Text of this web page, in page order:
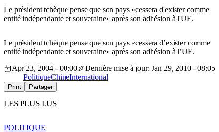
Le président tchèque pense que son pays «cessera d'exister comme
entité indépendante et souveraine» après son adhésion à l'UE.
Le président tchèque pense que son pays «cessera d’exister comme
entité indépendante et souveraine» après son adhésion à l’UE.
Apr 23, 2004 - 00:00
Dernière mise à jour: Jan 29, 2010 - 08:05
PolitiqueChineInternational
Print Partager
LES PLUS LUS
POLITIQUE